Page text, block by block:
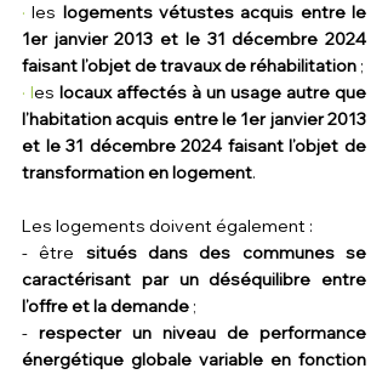
· les logements vétustes acquis entre le
1er janvier 2013 et le 31 décembre 2024
faisant l’objet de travaux de réhabilitation ;
· les locaux affectés à un usage autre que
l’habitation acquis entre le 1er janvier 2013
et le 31 décembre 2024 faisant l’objet de
transformation en logement.
Les logements doivent également :
- être situés dans des communes se
caractérisant par un déséquilibre entre
l’offre et la demande ;
- respecter un niveau de performance
énergétique globale variable en fonction